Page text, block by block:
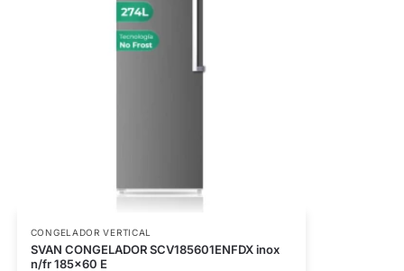
CONGELADOR VERTICAL
SVAN CONGELADOR SCV185601ENFDX inox
n/fr 185×60 E